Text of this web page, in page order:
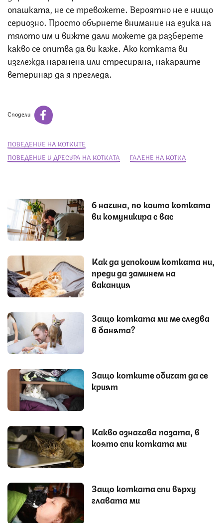
опашката, не се тревожете. Вероятно не е нищо
сериозно. Просто обърнете внимание на езика на
тялото им и вижте дали можете да разберете
какво се опитва да ви каже. Ако котката ви
изглежда наранена или стресирана, накарайте
ветеринар да я прегледа.
Сподели
ПОВЕДЕНИЕ НА КОТКИТЕ
ПОВЕДЕНИЕ И ДРЕСУРА НА КОТКАТА
ГАЛЕНЕ НА КОТКА
6 начина, по които котката
ви комуникира с вас
Как да успокоим котката ни,
преди да заминем на
ваканция
Защо котката ми ме следва
в банята?
Защо котките обичат да се
крият
Какво означава позата, в
която спи котката ми
Защо котката спи върху
главата ми